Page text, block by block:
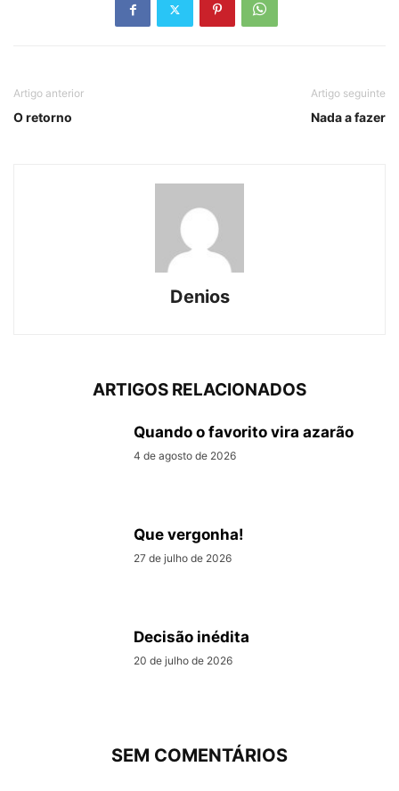
Artigo anterior
O retorno
Artigo seguinte
Nada a fazer
Denios
ARTIGOS RELACIONADOS
Quando o favorito vira azarão
4 de agosto de 2026
Que vergonha!
27 de julho de 2026
Decisão inédita
20 de julho de 2026
SEM COMENTÁRIOS